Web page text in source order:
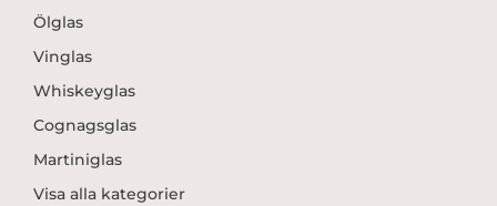
Ölglas
Vinglas
Whiskeyglas
Cognagsglas
Martiniglas
Visa alla kategorier